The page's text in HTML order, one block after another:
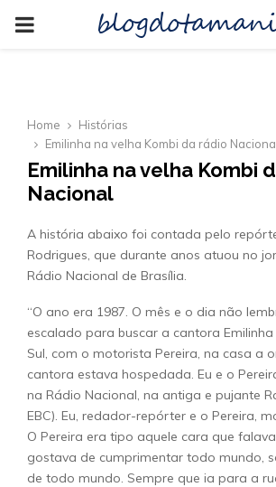
PRIMARY
Home
Histórias
Emilinha na velha Kombi da rádio
Emilinha na velha Kombi
Nacional
A história abaixo foi contada pelo
Rodrigues, que durante anos atuou no
Rádio Nacional de Brasília.
“O ano era 1987. O mês e o dia não
escalado para buscar a cantora
Sul, com o motorista Pereira, na casa a
cantora estava hospedada. Eu e o
na Rádio Nacional, na antiga e pujante
EBC). Eu, redador-repórter e o Pereira,
O Pereira era tipo aquele cara que
gostava de cumprimentar todo mundo,
de todo mundo. Sempre que ia para a